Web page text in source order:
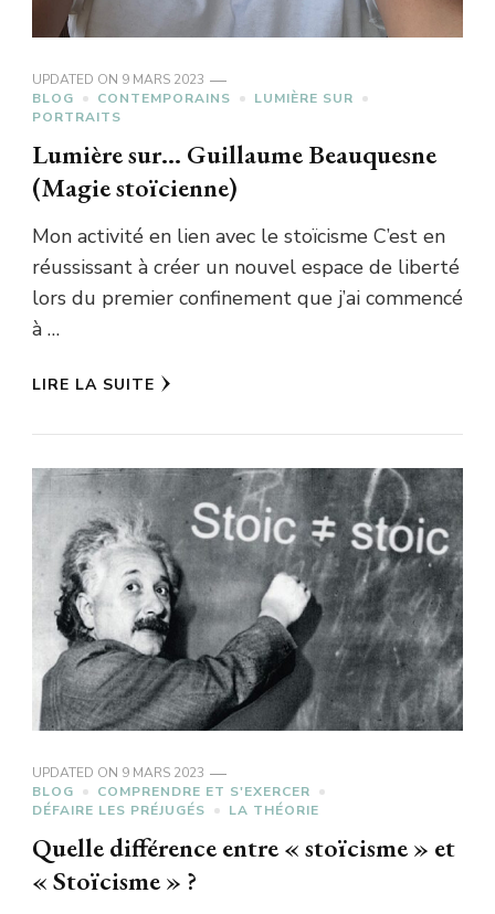
UPDATED ON 9 MARS 2023
BLOG
CONTEMPORAINS
LUMIÈRE SUR
PORTRAITS
Lumière sur… Guillaume Beauquesne
(Magie stoïcienne)
Mon activité en lien avec le stoïcisme C’est en
réussissant à créer un nouvel espace de liberté
lors du premier confinement que j’ai commencé
à …
LIRE LA SUITE
UPDATED ON 9 MARS 2023
BLOG
COMPRENDRE ET S'EXERCER
DÉFAIRE LES PRÉJUGÉS
LA THÉORIE
Quelle différence entre « stoïcisme » et
« Stoïcisme » ?